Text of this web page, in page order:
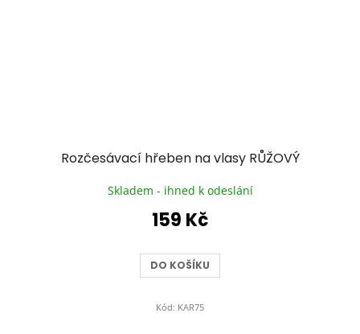
Rozčesávací hřeben na vlasy RŮŽOVÝ
Skladem - ihned k odeslání
159 Kč
DO KOŠÍKU
Kód: KAR75